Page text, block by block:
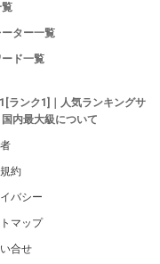
ター一覧
ド一覧
ランク1]｜人気ランキングサ
内最大級について
約
バシー
マップ
合せ